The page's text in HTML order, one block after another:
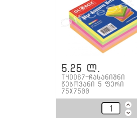
5.25 ლ.
T40067-ჩასანიშნი
წებოვანი 5 ფერი
75X75მმ